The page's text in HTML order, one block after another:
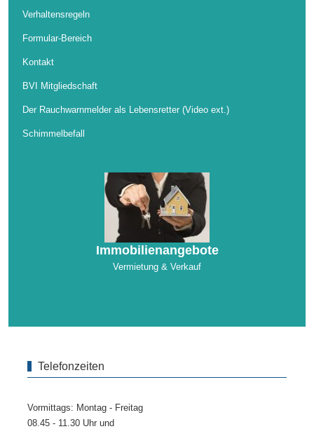
Verhaltensregeln
Formular-Bereich
Kontakt
BVI Mitgliedschaft
Der Rauchwarnmelder als Lebensretter (Video ext.)
Schimmelbefall
Immobilienangebote
Vermietung & Verkauf
Telefonzeiten
Vormittags: Montag - Freitag
08.45 - 11.30 Uhr und